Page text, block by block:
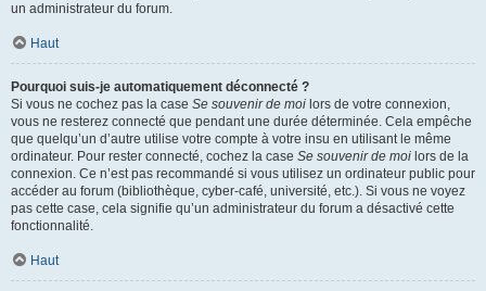
un administrateur du forum.
Haut
Pourquoi suis-je automatiquement déconnecté ?
Si vous ne cochez pas la case Se souvenir de moi lors de votre connexion,
vous ne resterez connecté que pendant une durée déterminée. Cela empêche
que quelqu’un d’autre utilise votre compte à votre insu en utilisant le même
ordinateur. Pour rester connecté, cochez la case Se souvenir de moi lors de la
connexion. Ce n’est pas recommandé si vous utilisez un ordinateur public pour
accéder au forum (bibliothèque, cyber-café, université, etc.). Si vous ne voyez
pas cette case, cela signifie qu’un administrateur du forum a désactivé cette
fonctionnalité.
Haut